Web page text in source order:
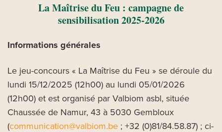
La Maîtrise du Feu : campagne de
sensibilisation 2025-2026
Informations générales
Le jeu-concours « La Maîtrise du Feu » se déroule du
lundi 15/12/2025 (12h00) au lundi 05/01/2026
(12h00) et est organisé par Valbiom asbl, située
Chaussée de Namur, 43 à 5030 Gembloux
(communication@valbiom.be ; +32 (0)81/84.58.87) ; ci-